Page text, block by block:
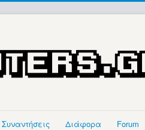
Διάφορα Forum